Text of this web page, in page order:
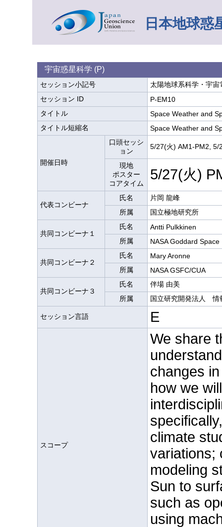
日本地球惑
宇宙惑星科学 (P)
セッション小記号
太陽地球系科学・宇
セッション ID
P-EM10
タイトル
Space Weather and
タイトル短縮名
Space Weather and
開催日時
口頭セッシ
ョン
5/27(火) AM1-PM2, 5/
現地
ポスター
コアタイム
5/27(火)
代表コンビーナ
氏名
片岡 龍峰
所属
国立極地研究所
共同コンビーナ１
氏名
Antti Pulkkinen
所属
NASA Goddard
共同コンビーナ２
氏名
Mary Aronne
所属
NASA GSFC/CUA
共同コンビーナ３
氏名
伴場 由美
所属
国立研究開発法人 情
セッション言語 E
スコープ
We share
changes
how we
climate
variations;
modeling
Sun to
such as
using